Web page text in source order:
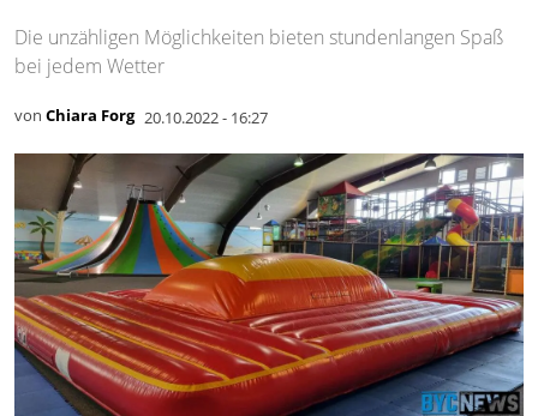
Die unzähligen Möglichkeiten bieten stundenlangen Spaß
bei jedem Wetter
von Chiara Forg 20.10.2022 - 16:27